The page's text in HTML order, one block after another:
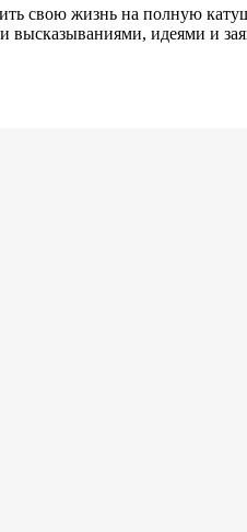
свою жизнь на полную
идеями и